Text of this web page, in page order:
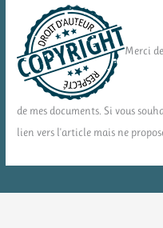
Merci
de mes documents. Si vous
lien vers l'article mais ne